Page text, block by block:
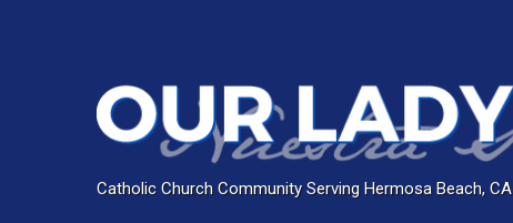
Catholic Church Community Serving Hermosa Beach, CA